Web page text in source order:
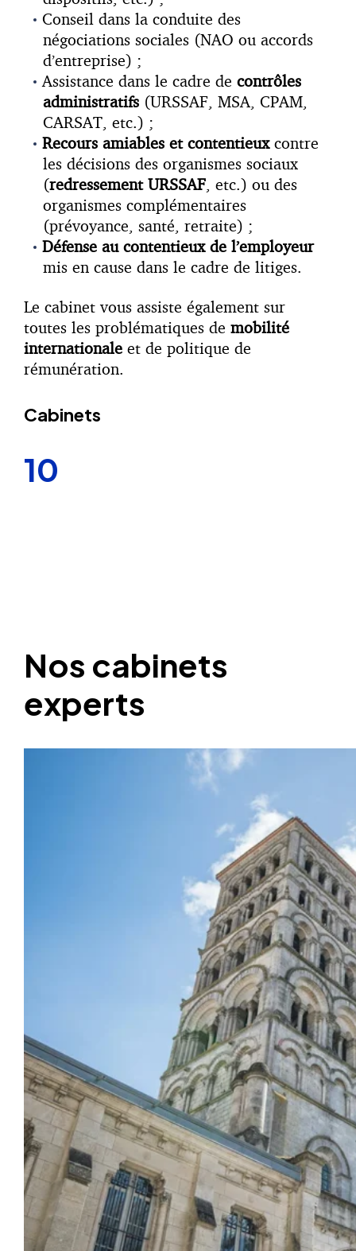
Conseil dans la conduite des
négociations sociales (NAO ou accords
d’entreprise) ;
Assistance dans le cadre de contrôles
administratifs (URSSAF, MSA, CPAM,
CARSAT, etc.) ;
Recours amiables et contentieuxcontre
les décisions des organismes sociaux
(redressement URSSAF, etc.) ou des
organismes complémentaires
(prévoyance, santé, retraite) ;
Défense au contentieux de l’employeur
mis en cause dans le cadre de litiges.
Le cabinet vous assiste également sur
toutes les problématiques de mobilité
internationale et de politique de
rémunération.
Cabinets
10
Nos cabinets
experts